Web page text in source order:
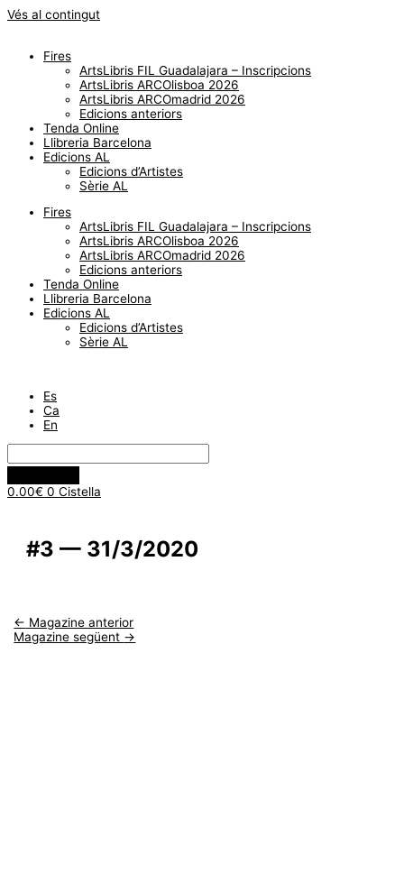
Vés al contingut
Fires
ArtsLibris FIL Guadalajara – Inscripcions
ArtsLibris ARCOlisboa 2026
ArtsLibris ARCOmadrid 2026
Edicions anteriors
Tenda Online
Llibreria Barcelona
Edicions AL
Edicions d’Artistes
Sèrie AL
Fires
ArtsLibris FIL Guadalajara – Inscripcions
ArtsLibris ARCOlisboa 2026
ArtsLibris ARCOmadrid 2026
Edicions anteriors
Tenda Online
Llibreria Barcelona
Edicions AL
Edicions d’Artistes
Sèrie AL
Es
Ca
En
0.00€ 0 Cistella
#3 — 31/3/2020
← Magazine anterior
Magazine següent →